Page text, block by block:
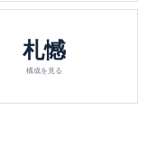
札憾
構成を見る